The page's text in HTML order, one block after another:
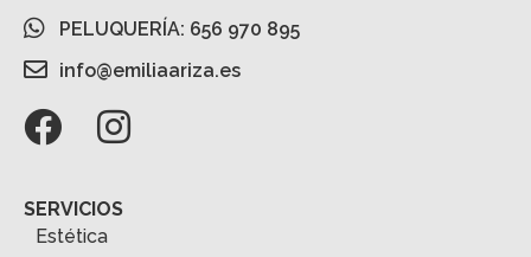
PELUQUERÍA: 656 970 895
info@emiliaariza.es
SERVICIOS
Estética